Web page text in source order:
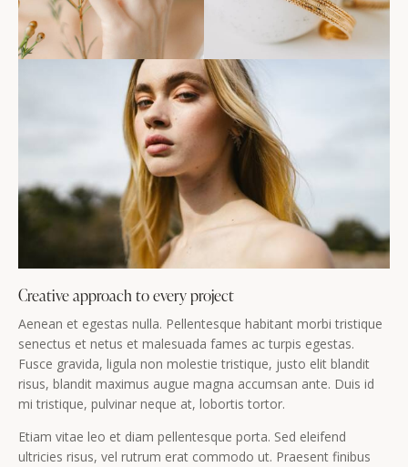
Creative approach to every project
Aenean et egestas nulla. Pellentesque habitant morbi tristique
senectus et netus et malesuada fames ac turpis egestas.
Fusce gravida, ligula non molestie tristique, justo elit blandit
risus, blandit maximus augue magna accumsan ante. Duis id
mi tristique, pulvinar neque at, lobortis tortor.
Etiam vitae leo et diam pellentesque porta. Sed eleifend
ultricies risus, vel rutrum erat commodo ut. Praesent finibus